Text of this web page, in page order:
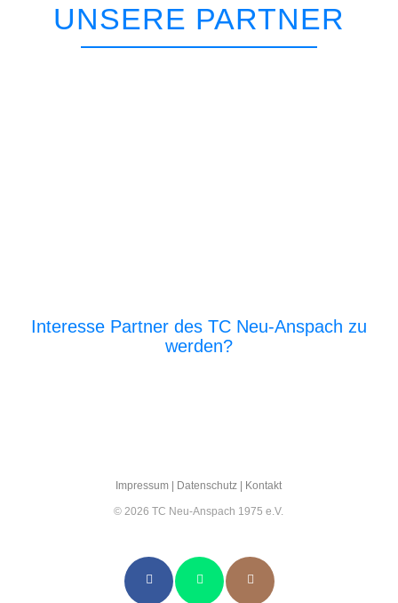
UNSERE PARTNER
Interesse Partner des TC Neu-Anspach zu
werden?
Impres­sum Daten­schutz Kon­takt
© 2026 TC Neu-Anspach 1975 e.V.